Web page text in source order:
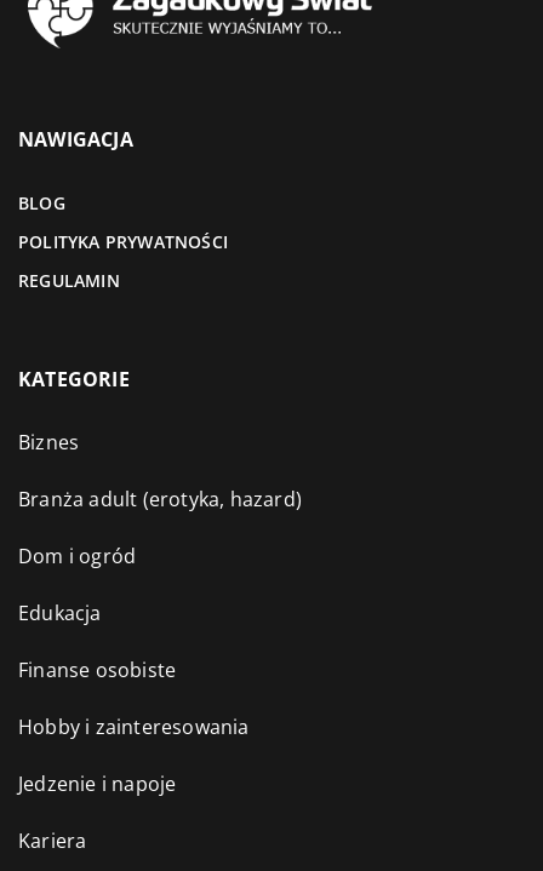
NAWIGACJA
BLOG
POLITYKA PRYWATNOŚCI
REGULAMIN
KATEGORIE
Biznes
Branża adult (erotyka, hazard)
Dom i ogród
Edukacja
Finanse osobiste
Hobby i zainteresowania
Jedzenie i napoje
Kariera